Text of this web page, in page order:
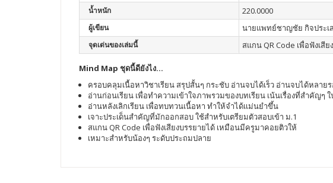
น้ำหนัก 220.0000
ผู้เขียน นายแพทย์ชาญชัย กิจประเ
จุดเด่นของเล่มนี้ สแกน QR Code เพื่อฟังเสี
Mind Map ชุดนี้ดียังไง...
ครอบคลุมเนื้อหาวิชาเรียน สรุปสั้นๆ กระชับ อ่านจบได้เร็ว อ่านจบได้หลาย
อ่านก่อนเรียน เพื่อทำความเข้าใจภาพรวมของบทเรียน เน้นเรื่องที่สำคัญๆ
อ่านหลังเลิกเรียน เพื่อทบทวนเนื้อหา ทำให้จำได้เเม่นยำขึ้น
เจาะประเด็นสำคัญที่มักออกสอบ ใช้สำหรับเตรียมตัวสอบเข้า ม.1
สแกน QR Code เพื่อฟังเสียงบรรยายได้ เหมือนมีครูมาคอยติวให้
เหมาะสำหรับน้องๆ ระดับประถมปลาย